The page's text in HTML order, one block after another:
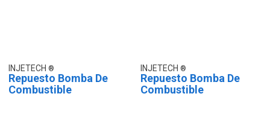
INJETECH
Repuesto Bomba De
Combustible
INJETECH
Repuesto Bomba De
Combustible